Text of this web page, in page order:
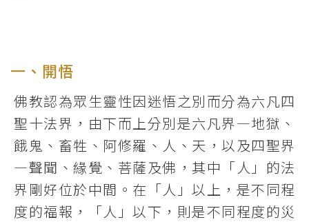
一、開悟
佛教認為眾生靈性因迷悟之別而分為六凡四
聖十法界，由下而上分別是六凡界―地獄、
餓鬼、畜牲、阿修羅、人、天，以及四聖界
―聲聞、緣覺、菩薩及佛，其中「人」的法
界剛好位於中間。在「人」以上，是不同程
度的福報，「人」以下，則是不同程度的災